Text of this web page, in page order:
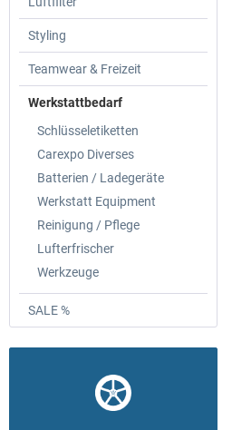
Styling
Teamwear & Freizeit
Werkstattbedarf
Schlüsseletiketten
Carexpo Diverses
Batterien / Ladegeräte
Werkstatt Equipment
Reinigung / Pflege
Lufterfrischer
Werkzeuge
SALE %